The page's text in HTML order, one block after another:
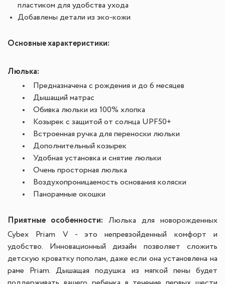
пластиком для удобства ухода
Добавлены детали из эко-кожи
Основные характеристики:
Люлька:
Предназначена с рождения и до 6 месяцев
Дышащий матрас
Обивка люльки из 100% хлопка
Козырек с защитой от солнца UPF50+
Встроенная ручка для переноски люльки
Дополнительный козырек
Удобная установка и снятие люльки
Очень просторная люлька
Воздухопроницаемость основания коляски
Панорамные окошки
Приятные особенности:
Люлька для новорожденных
Cybex Priam V - этонепревзойденный комфорт и
удобство. Инновационный дизайн позволяет сложить
детскую кроватку пополам, даже если она установлена на
раме Priam. Дышащая подушка из мягкой пены будет